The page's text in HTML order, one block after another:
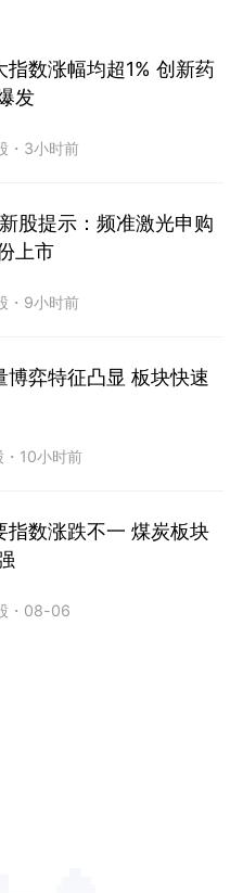
指数涨幅均超1% 创新药
发
・ 3小时前
股提示：频准激光申购
上市
・ 9小时前
博弈特征凸显 板块快速
・ 10小时前
指数涨跌不一 煤炭板块
・ 08-06